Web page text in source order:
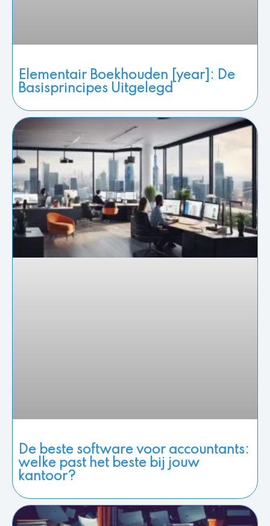
Elementair Boekhouden [year]: De
Basisprincipes Uitgelegd
De beste software voor accountants:
welke past het beste bij jouw
kantoor?